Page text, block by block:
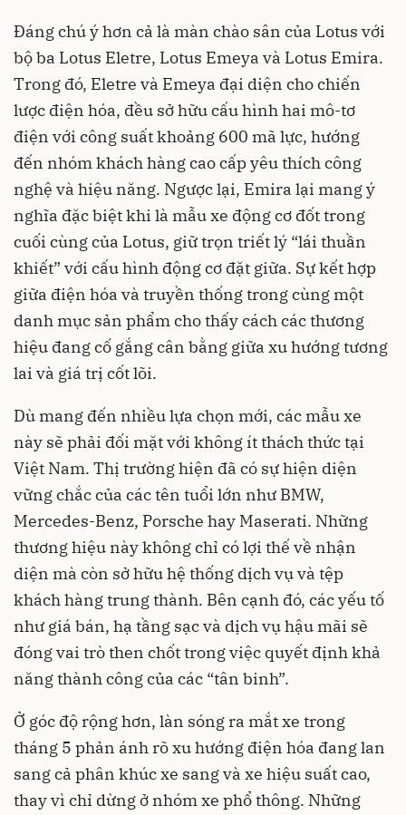
Đáng chú ý hơn cả là màn chào sân của Lotus với
bộ ba Lotus Eletre, Lotus Emeya và Lotus Emira.
Trong đó, Eletre và Emeya đại diện cho chiến
lược điện hóa, đều sở hữu cấu hình hai mô-tơ
điện với công suất khoảng 600 mã lực, hướng
đến nhóm khách hàng cao cấp yêu thích công
nghệ và hiệu năng. Ngược lại, Emira lại mang ý
nghĩa đặc biệt khi là mẫu xe động cơ đốt trong
cuối cùng của Lotus, giữ trọn triết lý “lái thuần
khiết” với cấu hình động cơ đặt giữa. Sự kết hợp
giữa điện hóa và truyền thống trong cùng một
danh mục sản phẩm cho thấy cách các thương
hiệu đang cố gắng cân bằng giữa xu hướng tương
lai và giá trị cốt lõi.
Dù mang đến nhiều lựa chọn mới, các mẫu xe
này sẽ phải đối mặt với không ít thách thức tại
Việt Nam. Thị trường hiện đã có sự hiện diện
vững chắc của các tên tuổi lớn như BMW,
Mercedes-Benz, Porsche hay Maserati. Những
thương hiệu này không chỉ có lợi thế về nhận
diện mà còn sở hữu hệ thống dịch vụ và tệp
khách hàng trung thành. Bên cạnh đó, các yếu tố
như giá bán, hạ tầng sạc và dịch vụ hậu mãi sẽ
đóng vai trò then chốt trong việc quyết định khả
năng thành công của các “tân binh”.
Ở góc độ rộng hơn, làn sóng ra mắt xe trong
tháng 5 phản ánh rõ xu hướng điện hóa đang lan
sang cả phân khúc xe sang và xe hiệu suất cao,
thay vì chỉ dừng ở nhóm xe phổ thông. Những